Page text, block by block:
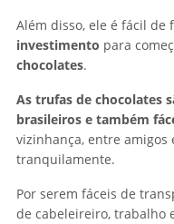
Além disso, ele é fácil de
investimento para
chocolates.
As trufas de chocolates
brasileiros e também
vizinhança, entre amigos
tranquilamente.
Por serem fáceis de
de cabeleireiro, trabalho